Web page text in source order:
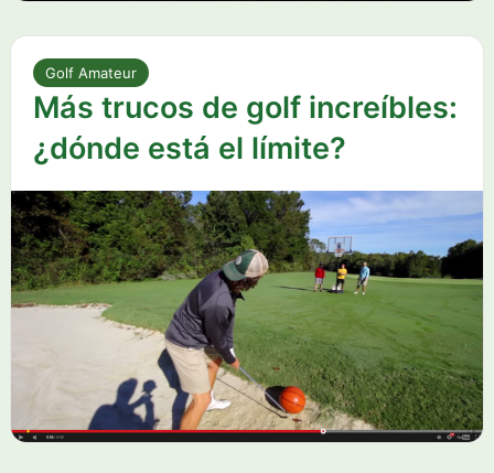
Golf Amateur
Más trucos de golf increíbles:
¿dónde está el límite?